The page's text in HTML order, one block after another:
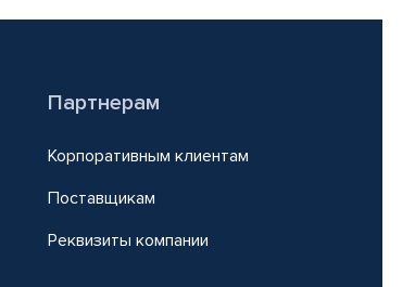
Партнерам
Корпоративным клиентам
Поставщикам
Реквизиты компании